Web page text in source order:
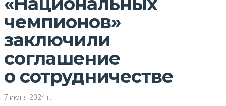
чемпионов»
заключили
соглашение
о сотрудничестве
7 июня 2024 г.